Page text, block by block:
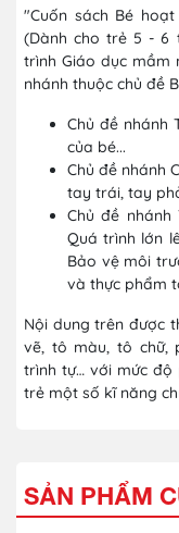
"Cuốn sách Bé
(Dành cho trẻ 5 - 6
trình Giáo dục mầm
nhánh thuộc chủ đề
Chủ đề nhánh
của bé...
Chủ đề nhánh
tay trái, tay
Chủ đề
Quá trình lớn
Bảo vệ môi
và thực phẩm
Nội dung trên được
vẽ, tô màu, tô chữ,
trình tự… với mức
trẻ một số kĩ năng
SẢN PHẨM